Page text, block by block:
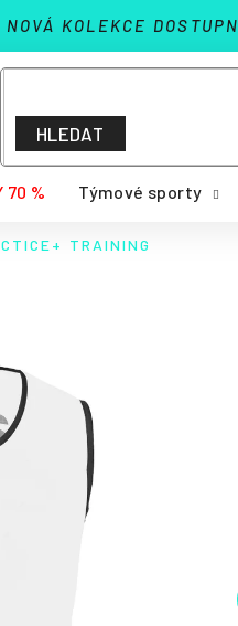
NOVÁ KOLEKCE
HLEDAT
70 % Týmové sporty
TRAINING